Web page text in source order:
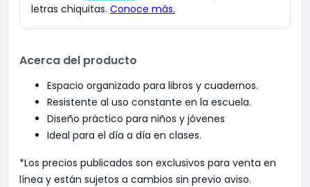
Acerca del producto
Espacio organizado para libros y cuadernos.
Resistente al uso constante en la escuela.
Diseño práctico para niños y jóvenes
Ideal para el día a día en clases.
*Los precios publicados son exclusivos para venta en
línea y están sujetos a cambios sin previo aviso.